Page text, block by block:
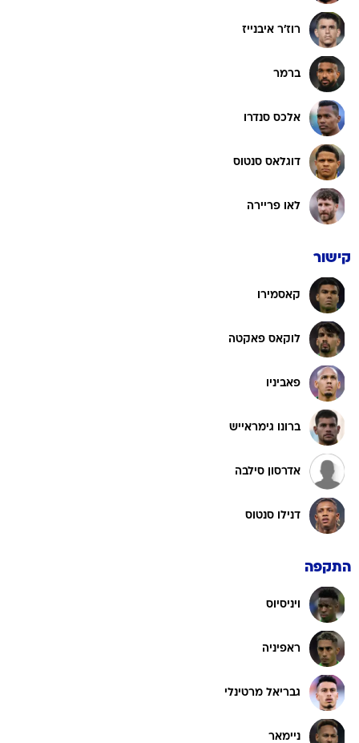
רוז'ר איבנייז
ברמר
אלכס סנדרו
דוגלאס סנטוס
לאו פריירה
קישור
קאסמירו
לוקאס פאקטה
פאביניו
ברונו גימראייש
אדרסון סילבה
דנילו סנטוס
התקפה
ויניסיוס
ראפיניה
גבריאל מרטינלי
ניימאר